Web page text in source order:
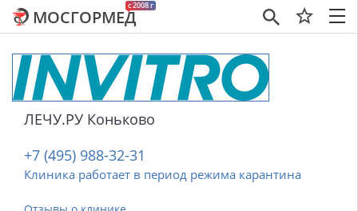
×
c 2008 г
МОСГОРМЕД
ЛЕЧУ.РУ Коньково
+7 (495) 988-32-31
Клиника работает в период режима карантина